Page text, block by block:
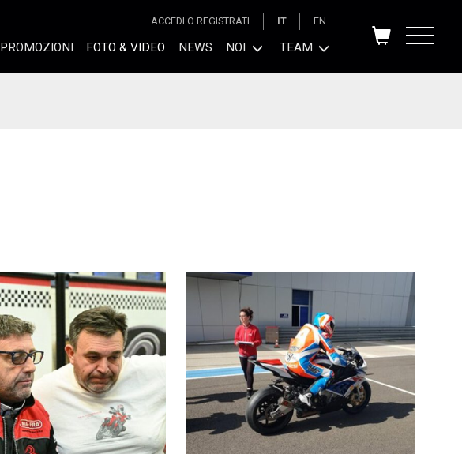
ACCEDI O REGISTRATI IT EN
PROMOZIONI FOTO & VIDEO NEWS NOI TEAM